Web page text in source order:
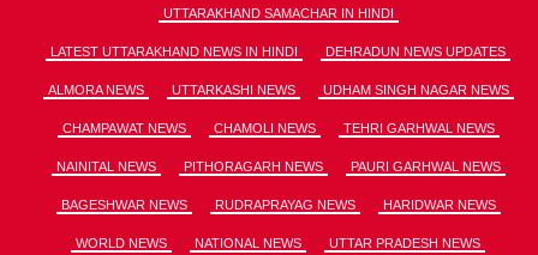
UTTARAKHAND SAMACHAR IN HINDI
LATEST UTTARAKHAND NEWS IN HINDI DEHRADUN NEWS UPDATES
ALMORA NEWS UTTARKASHI NEWS UDHAM SINGH NAGAR NEWS
CHAMPAWAT NEWS CHAMOLI NEWS TEHRI GARHWAL NEWS
NAINITAL NEWS PITHORAGARH NEWS PAURI GARHWAL NEWS
BAGESHWAR NEWS RUDRAPRAYAG NEWS HARIDWAR NEWS
WORLD NEWS NATIONAL NEWS UTTAR PRADESH NEWS